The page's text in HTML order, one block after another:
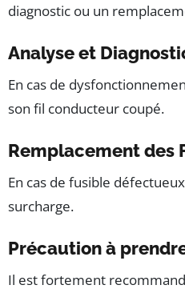
diagnostic ou un
Analyse et
En cas de
son fil conducteur coupé.
Remplacement des
En cas de fusible
surcharge.
Précaution à
Il est fortement